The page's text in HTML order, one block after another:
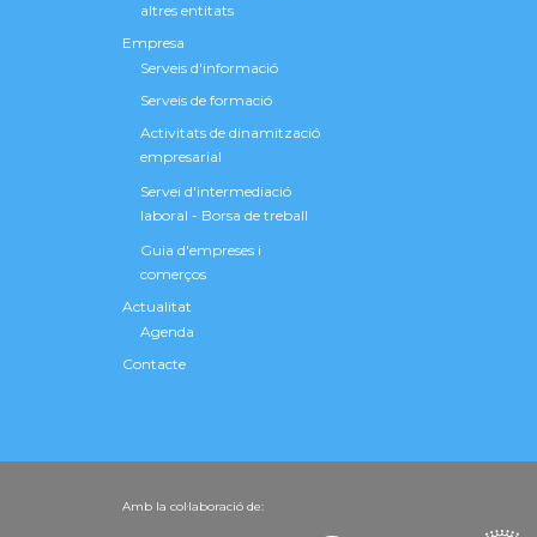
altres entitats
Empresa
Serveis d'informació
Serveis de formació
Activitats de dinamització
empresarial
Servei d'intermediació
laboral - Borsa de treball
Guia d'empreses i
comerços
Actualitat
Agenda
Contacte
Amb la col·laboració de: